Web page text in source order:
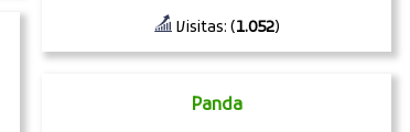
Visitas: (1.052)
Panda